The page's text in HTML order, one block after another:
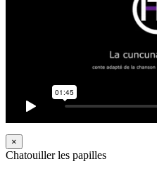
×
Chatouiller les papilles